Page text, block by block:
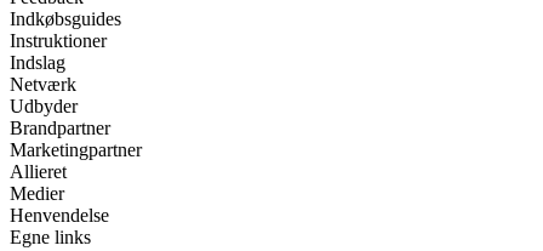
Indkøbsguides
Instruktioner
Indslag
Netværk
Udbyder
Brandpartner
Marketingpartner
Allieret
Medier
Henvendelse
Egne links